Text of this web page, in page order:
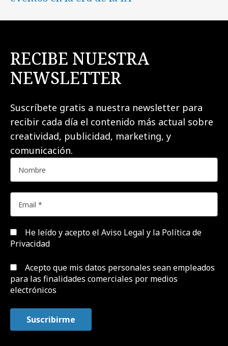
RECIBE NUESTRA
NEWSLETTER
Suscríbete gratis a nuestra newsletter para
recibir cada día el contenido más actual sobre
creatividad, publicidad, marketing, y
comunicación.
He leído y acepto el Aviso Legal y la Política de
Privacidad
Acepto que mis datos personales sean empleados
para las finalidades comerciales por medios
electrónicos